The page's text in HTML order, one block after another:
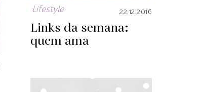
Lifestyle 22.12.2016
Links da semana:
quem ama